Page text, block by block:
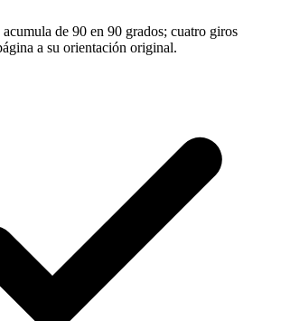
de 90 en 90 grados; cuatro giros
a su orientación original.